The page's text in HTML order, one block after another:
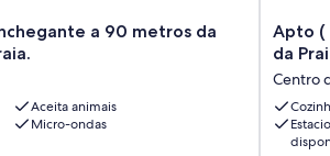
a 90 metros da
Aceita animais
Micro-ondas
Apto
(
WiFi
VIVO
e
ativo
Apto ( com
da
Centro